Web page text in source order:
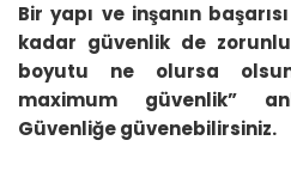
Bir yapı ve inşanın
kadar güvenlik de
boyutu ne olursa
maximum güvenlik”
Güvenliğe güvenebilirsiniz.